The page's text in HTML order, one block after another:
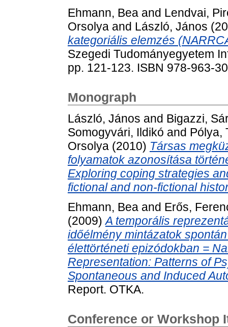
Ehmann, Bea and Lendvai,
Orsolya and László, János
kategoriális elemzés
Szegedi Tudományegyetem
pp. 121-123. ISBN 978-963-
Monograph
László, János and Bigazzi,
Somogyvári, Ildikó and Pólya,
Orsolya (2010) Társas
folyamatok azonosítása
Exploring coping strategies
fictional and non-fictional
Ehmann, Bea and Erős,
(2009)A temporális
időélmény mintázatok
élettörténeti epizódokban =
Representation: Patterns of
Spontaneous and Induced
Report. OTKA.
Conference or Workshop